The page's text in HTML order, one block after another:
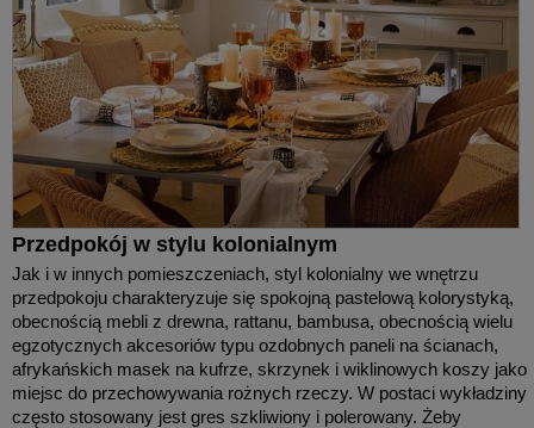
Przedpokój w stylu kolonialnym
Jak i w innych pomieszczeniach, styl kolonialny we wnętrzu
przedpokoju charakteryzuje się spokojną pastelową kolorystyką,
obecnością mebli z drewna, rattanu, bambusa, obecnością wielu
egzotycznych akcesoriów typu ozdobnych paneli na ścianach,
afrykańskich masek na kufrze, skrzynek i wiklinowych koszy jako
miejsc do przechowywania rożnych rzeczy. W postaci wykładziny
często stosowany jest gres szkliwiony i polerowany. Żeby